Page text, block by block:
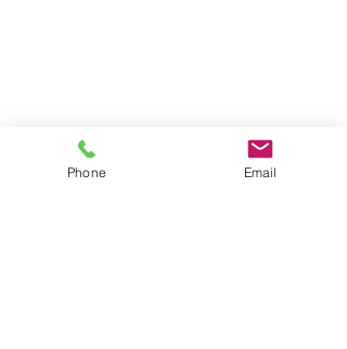
Phone Email